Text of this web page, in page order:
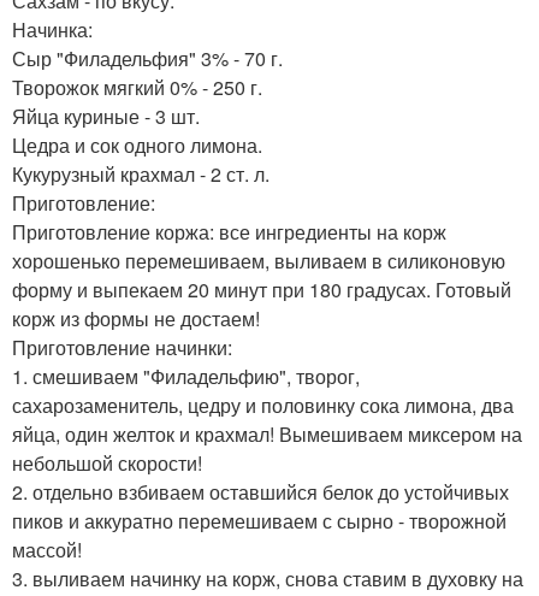
Начинка:
Сыр "Филадельфия" 3% - 70 г.
Творожок мягкий 0% - 250 г.
Яйца куриные - 3 шт.
Цедра и сок одного лимона.
Кукурузный крахмал - 2 ст. л.
Приготовление:
Приготовление коржа: все ингредиенты на корж
хорошенько перемешиваем, выливаем в силиконовую
форму и выпекаем 20 минут при 180 градусах. Готовый
корж из формы не достаем!
Приготовление начинки:
1. смешиваем "Филадельфию", творог,
сахарозаменитель, цедру и половинку сока лимона, два
яйца, один желток и крахмал! Вымешиваем миксером на
небольшой скорости!
2. отдельно взбиваем оставшийся белок до устойчивых
пиков и аккуратно перемешиваем с сырно - творожной
массой!
3. выливаем начинку на корж, снова ставим в духовку на